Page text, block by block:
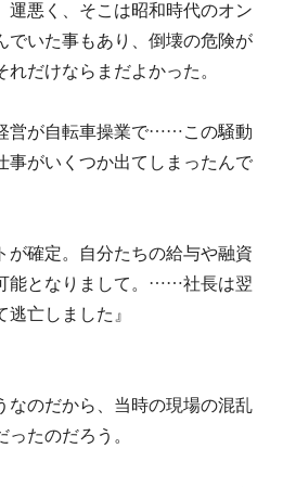
運悪く、そこは昭和時代のオン
でいた事もあり、倒壊の危険が
だけならまだよかった。
営が自転車操業で……この騒動
事がいくつか出てしまったんで
が確定。自分たちの給与や融資
能となりまして。……社長は翌
亡しました』
のだから、当時の現場の混乱
たのだろう。